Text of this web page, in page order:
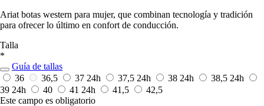
Ariat botas western para mujer, que combinan tecnología y tradición
para ofrecer lo último en confort de conducción.
Talla
*
Guía de tallas
36
36,5 37 24h 37,5 24h 38 24h 38,5 24h
39 24h 40 41 24h 41,5
42,5
Este campo es obligatorio